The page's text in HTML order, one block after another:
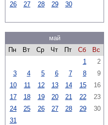
26
27 28 29 30
май
Пн
Вт Ср Чт Пт Сб
Вс
1
2
3
4 5 6 7 8
9
10
11 12 13 14 15
16
17
18 19 20 21 22
23
24
25 26 27 28 29
30
31